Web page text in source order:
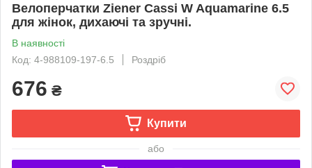
Велоперчатки Ziener Cassi W Aquamarine 6.5
для жінок, дихаючі та зручні.
В наявності
Код: 4-988109-197-6.5
Роздріб
676 ₴
Купити
або